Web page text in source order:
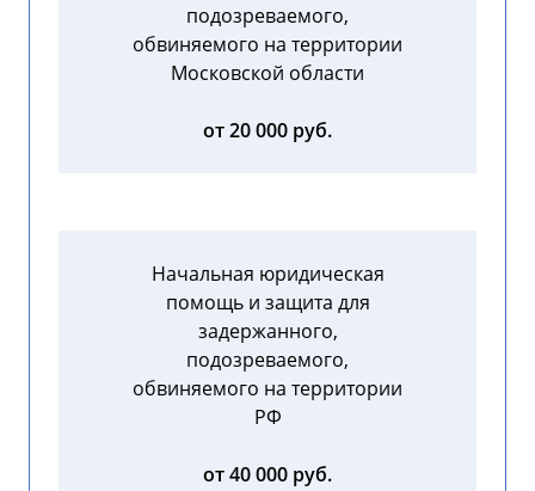
подозреваемого,
обвиняемого на территории
Московской области
от 20 000 руб.
Начальная юридическая
помощь и защита для
задержанного,
подозреваемого,
обвиняемого на территории
РФ
от 40 000 руб.